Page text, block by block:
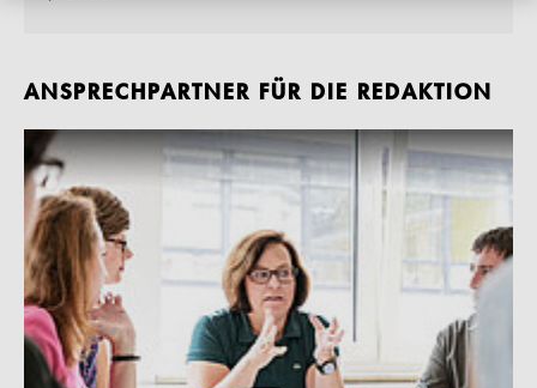
ANSPRECHPARTNER FÜR DIE REDAKTION